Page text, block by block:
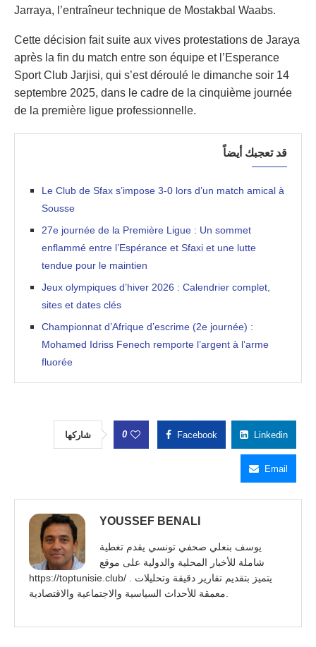
Jarraya, l’entraîneur technique de Mostakbal Waabs.
Cette décision fait suite aux vives protestations de Jaraya
après la fin du match entre son équipe et l’Esperance
Sport Club Jarjisi, qui s’est déroulé le dimanche soir 14
septembre 2025, dans le cadre de la cinquième journée
de la première ligue professionnelle.
قد تعجبك أيضاً
Le Club de Sfax s’impose 3-0 lors d’un match amical à
Sousse
27e journée de la Première Ligue : Un sommet
enflammé entre l’Espérance et Sfaxi et une lutte
tendue pour le maintien
Jeux olympiques d’hiver 2026 : Calendrier complet,
sites et dates clés
Championnat d’Afrique d’escrime (2e journée) :
Mohamed Idriss Fenech remporte l’argent à l’arme
fluorée
شاركها 0 Facebook Linkedin
Email
YOUSSEF BENALI
يوسف بنعلي صحفي تونسي يقدم تغطية
شاملة للأخبار المحلية والدولية على موقع
https://toptunisie.club/ . يتميز بتقديم تقارير دقيقة وتحليلات
معمقة للأحداث السياسية والاجتماعية والاقتصادية.